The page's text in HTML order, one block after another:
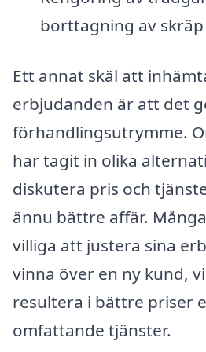
borttagning av skräp
Ett annat skäl att
erbjudanden är att det
förhandlingsutrymme.
har tagit in olika
diskutera pris och
ännu bättre affär.
villiga att justera sina
vinna över en ny kund,
resultera i bättre priser
omfattande tjänster.